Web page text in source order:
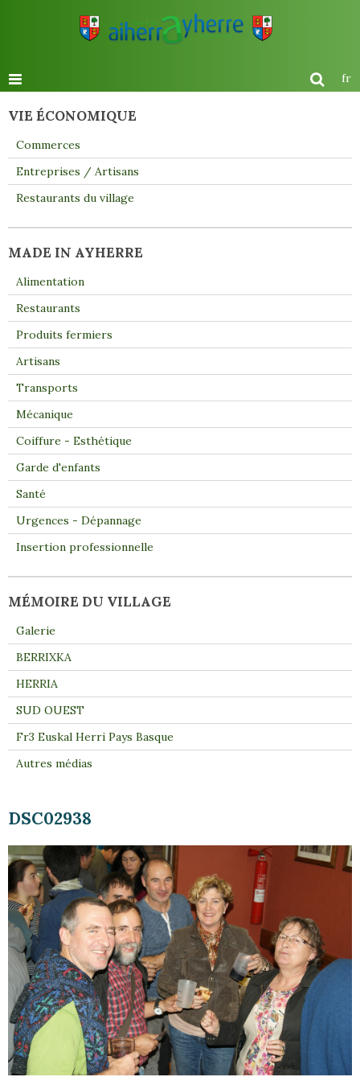
fr
DSC02938
VIE ÉCONOMIQUE
Commerces
Entreprises / Artisans
Restaurants du village
MADE IN AYHERRE
Alimentation
Restaurants
Produits fermiers
Artisans
Transports
Mécanique
Coiffure - Esthétique
Garde d'enfants
Santé
Urgences - Dépannage
Insertion professionnelle
MÉMOIRE DU VILLAGE
Galerie
BERRIXKA
HERRIA
SUD OUEST
Fr3 Euskal Herri Pays Basque
Autres médias